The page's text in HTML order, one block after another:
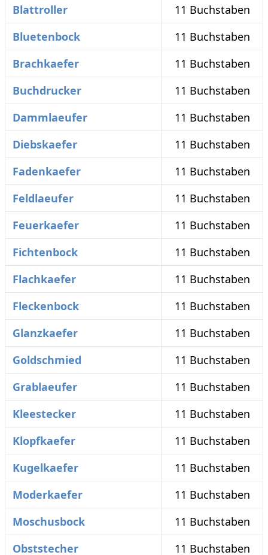
Blattroller
11 Buchstaben
Bluetenbock
11 Buchstaben
Brachkaefer
11 Buchstaben
Buchdrucker
11 Buchstaben
Dammlaeufer
11 Buchstaben
Diebskaefer
11 Buchstaben
Fadenkaefer
11 Buchstaben
Feldlaeufer
11 Buchstaben
Feuerkaefer
11 Buchstaben
Fichtenbock
11 Buchstaben
Flachkaefer
11 Buchstaben
Fleckenbock
11 Buchstaben
Glanzkaefer
11 Buchstaben
Goldschmied
11 Buchstaben
Grablaeufer
11 Buchstaben
Kleestecker
11 Buchstaben
Klopfkaefer
11 Buchstaben
Kugelkaefer
11 Buchstaben
Moderkaefer
11 Buchstaben
Moschusbock
11 Buchstaben
Obststecher
11 Buchstaben